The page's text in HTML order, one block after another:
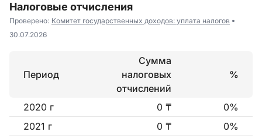
Налоговые отчисления
Проверено: Комитет государственных доходов: уплата налогов
30.07.2026
Период
Сумма
налоговых
отчислений
%
2020 г 0 ₸
0%
2021 г
0 ₸
0%